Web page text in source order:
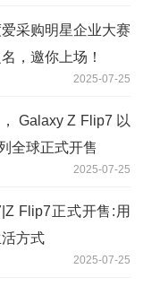
采购明星企业大赛
，邀你上场！
2025-07-25
Galaxy Z Flip7 以
全球正式开售
2025-07-25
Flip7正式开售:用
方式
2025-07-25